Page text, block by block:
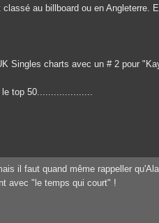
au billboard ou en Angleterre.
Singles charts avec un # 2 pour
top 50....................
il faut quand même rappeller
avec "le temps qui court" !